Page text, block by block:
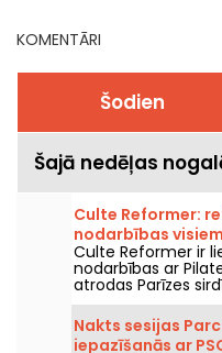
KOMENTĀRI
Šodien
Šajā nedēļas
Culte Reformer:
nodarbības
atmosfērā.
Culte Reformer ir
nodarbības ar
atrodas Parīzes
dažādu līmeņu
siltā un viesmīlīgā
Nakts sesijas
iepazīšanās ar